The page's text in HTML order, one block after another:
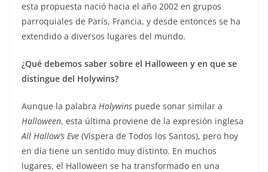
esta propuesta nació hacia el año 2002 en grupos
parroquiales de París, Francia, y desde entonces se ha
extendido a diversos lugares del mundo.
¿Qué debemos saber sobre el Halloween y en que se
distingue del Holywins?
Aunque la palabra Holywins puede sonar similar a
Halloween, esta última proviene de la expresión inglesa
All Hallow’s Eve (Víspera de Todos los Santos), pero hoy
en día tiene un sentido muy distinto. En muchos
lugares, el Halloween se ha transformado en una